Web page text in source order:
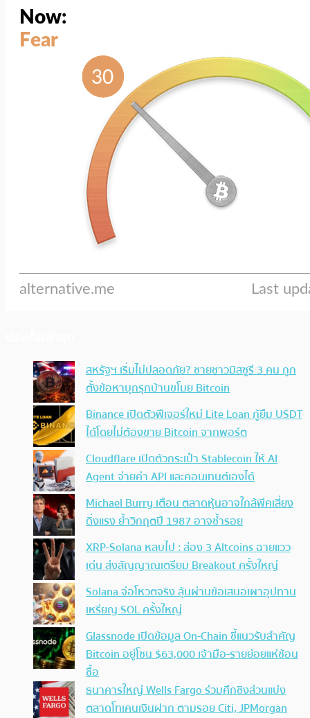
สหรัฐฯ เริ่มไม่ปลอดภัย? ชายชาวมิสซูรี 3 คน ถูก
ตั้งข้อหาบุกรุกบ้านขโมย Bitcoin
Binance เปิดตัวฟีเจอร์ใหม่ Lite Loan กู้ยืม USDT
ได้โดยไม่ต้องขาย Bitcoin จากพอร์ต
Cloudflare เปิดตัวกระเป๋า Stablecoin ให้ AI
Agent จ่ายค่า API และคอนเทนต์เองได้
Michael Burry เตือน ตลาดหุ้นอาจใกล้พีคเสี่ยง
ดิ่งแรง ย้ำวิกฤตปี 1987 อาจซ้ำรอย
XRP-Solana หลบไป : ส่อง 3 Altcoins ฉายแวว
เด่น ส่งสัญญาณเตรียม Breakout ครั้งใหญ่
Solana จ่อโหวตจริง ลุ้นผ่านข้อเสนอเผาอุปทาน
เหรียญ SOL ครั้งใหญ่
Glassnode เปิดข้อมูล On-Chain ชี้แนวรับสำคัญ
Bitcoin อยู่โซน $63,000 เจ้ามือ-รายย่อยแห่ช้อน
ซื้อ
ธนาคารใหญ่ Wells Fargo ร่วมศึกชิงส่วนแบ่ง
ตลาดโทเคนเงินฝาก ตามรอย Citi, JPMorgan